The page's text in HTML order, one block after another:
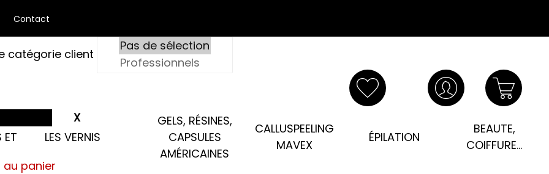
Contact
catégorie client
panier
ET LES VERNIS
GELS, RÉSINES,
CAPSULES
AMÉRICAINES
CALLUSPEELING
MAVEX
ÉPILATION
BEAUTE,
COIFFURE...